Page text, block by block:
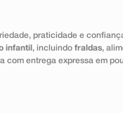
praticidade e
infantil , incluindo fraldas,
entrega expressa em